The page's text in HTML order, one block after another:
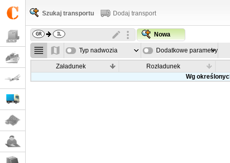
Szukaj transportu Dodaj transport
Nowa
Typ nadwozia Dodatkowe parametry
Załadunek
Rozładunek
Wg